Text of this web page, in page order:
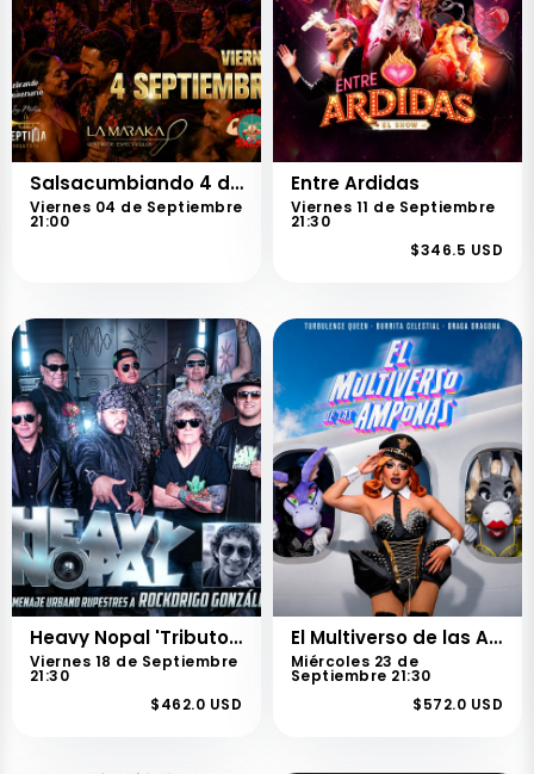
Salsacumbiando 4 de septiembre
Viernes 04 de Septiembre
21:00
Entre Ardidas
Viernes 11 de Septiembre
21:30
$346.5 USD
Heavy Nopal 'Tributo a Rockdrigo González'
Viernes 18 de Septiembre
21:30
$462.0 USD
El Multiverso de las Amponas
Miércoles 23 de
Septiembre 21:30
$572.0 USD